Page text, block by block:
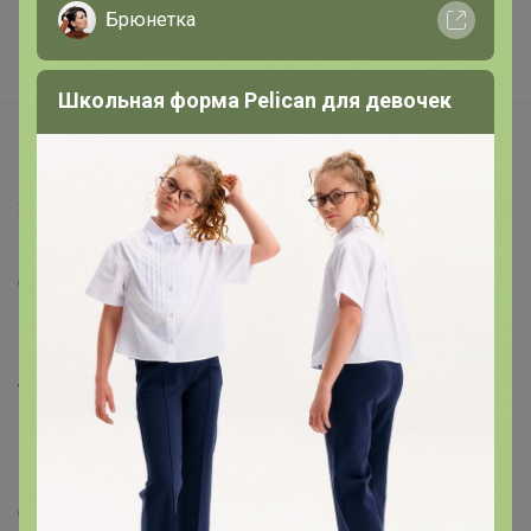
Поставщикам
Вакансии
support@24-ok.ru
Написать в поддержку
Защита покупателя
О нас
Все предложения
Анонсы
Поддержка альпак
Самое выгодное
Брюнетка
Школьная форма Pelican для девочек